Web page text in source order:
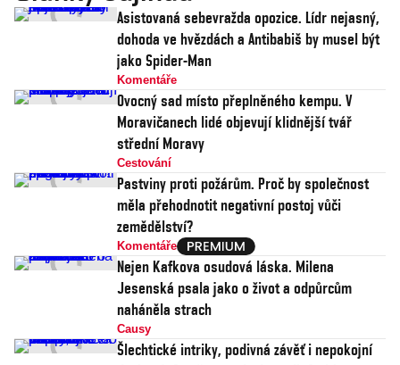
Asistovaná sebevražda opozice. Lídr nejasný,
dohoda ve hvězdách a Antibabiš by musel být
jako Spider-Man
Komentáře
Ovocný sad místo přeplněného kempu. V
Moravičanech lidé objevují klidnější tvář
střední Moravy
Cestování
Pastviny proti požárům. Proč by společnost
měla přehodnotit negativní postoj vůči
zemědělství?
Komentáře
Nejen Kafkova osudová láska. Milena
Jesenská psala jako o život a odpůrcům
naháněla strach
Causy
Šlechtické intriky, podivná závěť i nepokojní